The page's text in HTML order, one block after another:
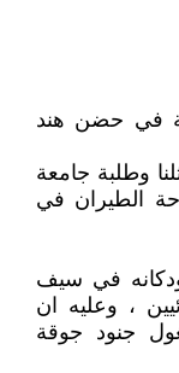
في حضن هند
وطلبة جامعة
الطيران في
ودكانه في سيف
، وعليه ان
جنود جوقة